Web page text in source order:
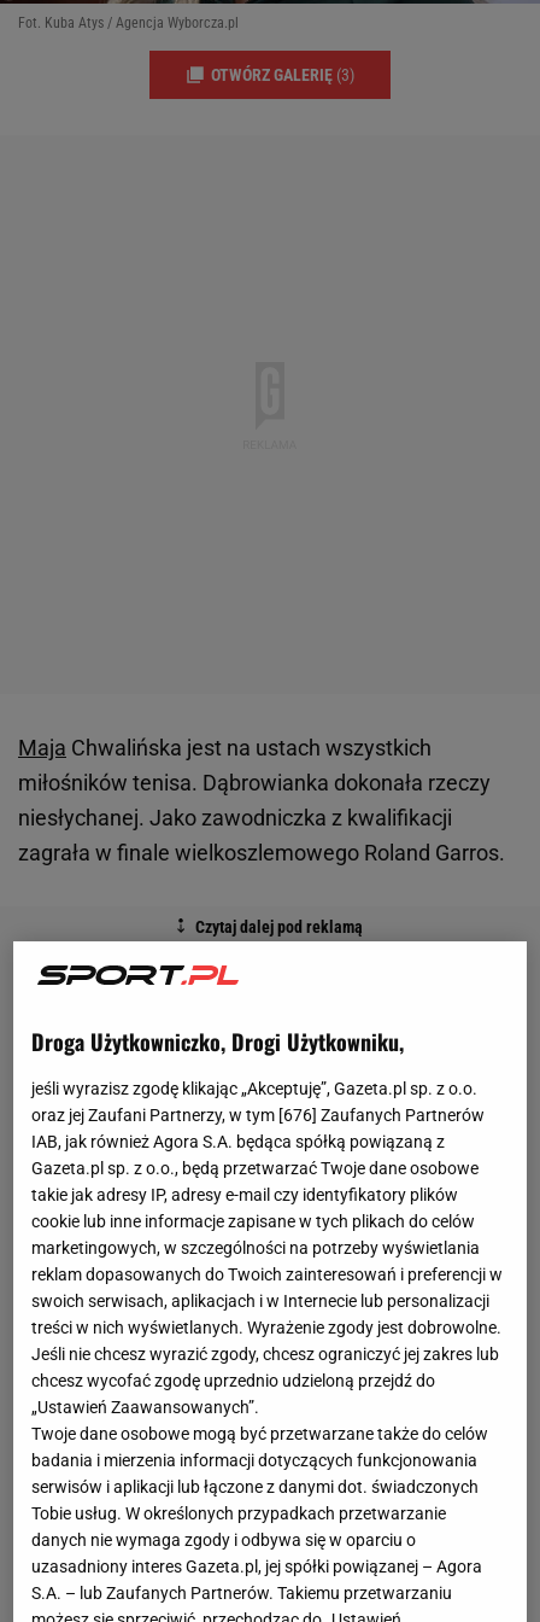
Fot. Kuba Atys / Agencja Wyborcza.pl
OTWÓRZ GALERIĘ (3)
Maja Chwalińska jest na ustach wszystkich
miłośników tenisa. Dąbrowianka dokonała rzeczy
niesłychanej. Jako zawodniczka z kwalifikacji
zagrała w finale wielkoszlemowego Roland Garros.
Droga Użytkowniczko, Drogi Użytkowniku,
jeśli wyrazisz zgodę klikając „Akceptuję”, Gazeta.pl sp. z o.o.
oraz jej Zaufani Partnerzy, w tym [676] Zaufanych Partnerów
IAB, jak również Agora S.A. będąca spółką powiązaną z
Gazeta.pl sp. z o.o., będą przetwarzać Twoje dane osobowe
takie jak adresy IP, adresy e-mail czy identyfikatory plików
cookie lub inne informacje zapisane w tych plikach do celów
marketingowych, w szczególności na potrzeby wyświetlania
reklam dopasowanych do Twoich zainteresowań i preferencji w
swoich serwisach, aplikacjach i w Internecie lub personalizacji
treści w nich wyświetlanych. Wyrażenie zgody jest dobrowolne.
Jeśli nie chcesz wyrazić zgody, chcesz ograniczyć jej zakres lub
chcesz wycofać zgodę uprzednio udzieloną przejdź do
„Ustawień Zaawansowanych”.
Twoje dane osobowe mogą być przetwarzane także do celów
badania i mierzenia informacji dotyczących funkcjonowania
serwisów i aplikacji lub łączone z danymi dot. świadczonych
Tobie usług. W określonych przypadkach przetwarzanie
danych nie wymaga zgody i odbywa się w oparciu o
uzasadniony interes Gazeta.pl, jej spółki powiązanej – Agora
S.A. – lub Zaufanych Partnerów. Takiemu przetwarzaniu